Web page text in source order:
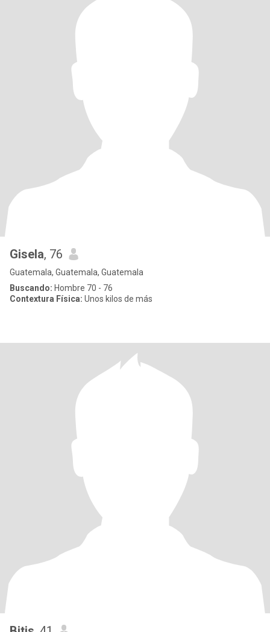
Gisela, 76
Guatemala, Guatemala, Guatemala
Buscando: Hombre 70 - 76
Contextura Física: Unos kilos de más